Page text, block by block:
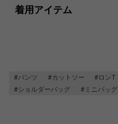
着用アイテム
#パンツ #カットソー #ロンT
#ショルダーバッグ
#ミニバッグ